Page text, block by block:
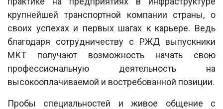
крупнейшей транспортной компании страны, о
своих успехах и первых шагах к карьере. Ведь
благодаря сотрудничеству с РЖД выпускники
МКТ получают возможность начать свою
профессиональную деятельность на
высокооплачиваемой и востребованной позиции.
Пробы специальностей и живое общение с